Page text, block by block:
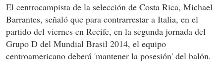
El centrocampista de la selección de Costa Rica, Michael
Barrantes, señaló que para contrarrestar a Italia, en el
partido del viernes en Recife, en la segunda jornada del
Grupo D del Mundial Brasil 2014, el equipo
centroamericano deberá 'mantener la posesión' del balón.